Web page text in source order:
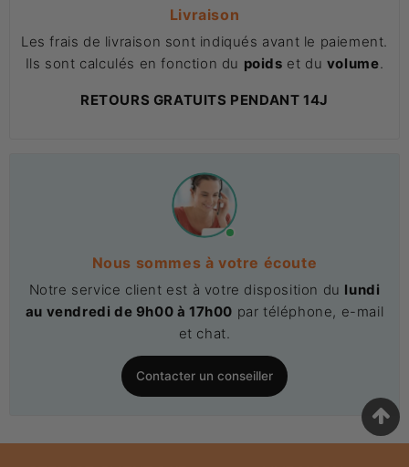
Livraison
Les frais de livraison sont indiqués avant le paiement.
Ils sont calculés en fonction du poids et du volume
RETOURS GRATUITS PENDANT 14J
Nous sommes à votre écoute
Notre service client est à votre disposition du lundi
au vendredi de 9h00 à 17h00 par téléphone, e-mail
et chat.
Contacter un conseiller